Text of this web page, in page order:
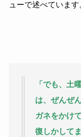
ューで述べています
「でも、土
は、ぜんぜ
ガネをかけ
復しかして